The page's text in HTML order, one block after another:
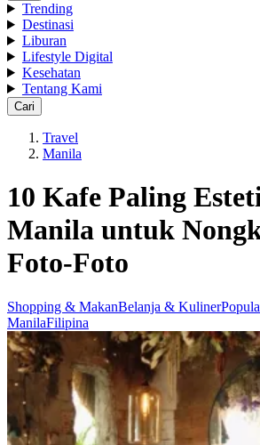
Trending
Destinasi
Liburan
Lifestyle Digital
Kesehatan
Tentang Kami
Cari
Travel
Manila
10 Kafe Paling
Manila untuk
Foto-Foto
Shopping & MakanBelanja & Kuliner
ManilaFilipina